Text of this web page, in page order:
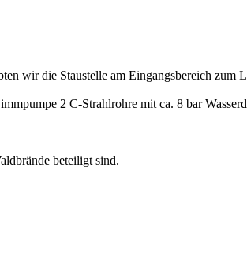
wir die Staustelle am Eingangsbereich zum
2 C-Strahlrohre mit ca. 8 bar
beteiligt sind.